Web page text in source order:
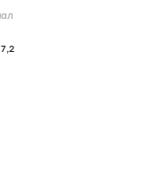
7,2